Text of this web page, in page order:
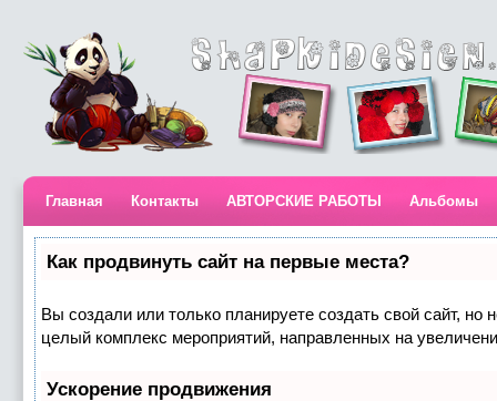
Главная Контакты АВТОРСКИЕ РАБОТЫ Альбомы
Как продвинуть сайт на первые места?
Вы создали или только планируете создать свой сайт, но
целый комплекс мероприятий, направленных на
Ускорение продвижения